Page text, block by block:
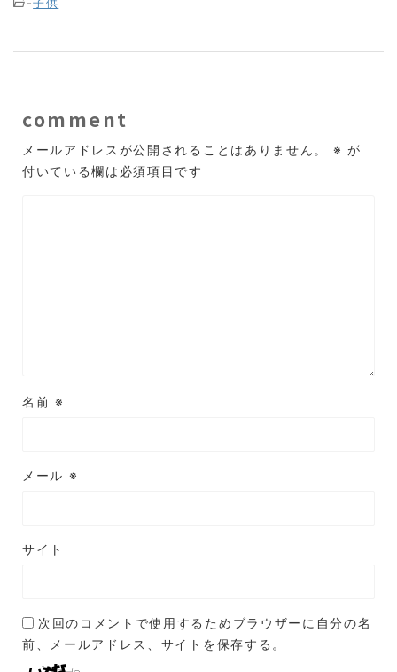
comment
メールアドレスが公開されることはありません。 ※ が
付いている欄は必須項目です
名前※
メール ※
サイト
次回のコメントで使用するためブラウザーに自分の名
前、メールアドレス、サイトを保存する。